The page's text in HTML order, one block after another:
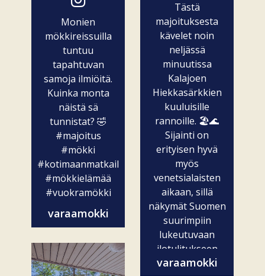
Monien
mökkireissuilla
tuntuu
tapahtuvan
samoja ilmiöitä.
Kuinka monta
näistä sä
tunnistat? 🤣
#majoitus
#mökki
#kotimaanmatkailu
#mökkielämää
#vuokramökki
varaamokki
Tästä
majoituksesta
kävelet noin
neljässä
minuutissa
Kalajoen
Hiekkasärkkien
kuuluisille
rannoille. 🏖️🌊
Sijainti on
erityisen hyvä
myös
venetsialaisten
aikaan, sillä
näkymät Suomen
suurimpiin
lukeutuvaan
ilotulitukseen
ovat vain...
varaamokki